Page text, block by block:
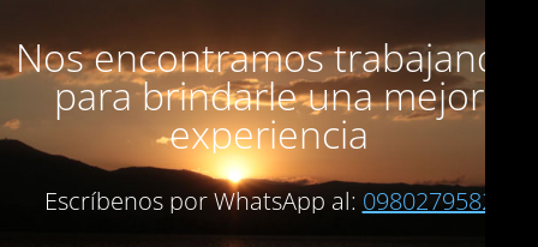
Nos encontramos trabajando
para brindarle una mejor
experiencia
Escríbenos por WhatsApp al: 0980279582